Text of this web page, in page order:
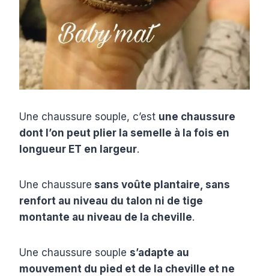
Une chaussure souple, c’est une chaussure
dont l’on peut plier la semelle à la fois en
longueur ET en largeur.
Une chaussure sans voûte plantaire, sans
renfort au niveau du talon ni de tige
montante au niveau de la cheville.
Une chaussure souple s’adapte au
mouvement du pied et de la cheville et ne